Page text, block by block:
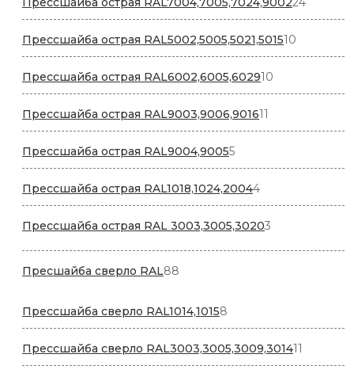
товара
Прессшайба острая RAL5002,5005,5021,501510
товаров
Прессшайба острая RAL6002,6005,602910
товаров
Прессшайба острая RAL9003,9006,901611
товаров
Прессшайба острая RAL9004,900555
товаров
Прессшайба острая RAL1018,1024,200444
товара
Прессшайба острая RAL 3003,3005,30203
Пресшайба сверло RAL88
Прессшайба сверло RAL1014,10158
товаров
Прессшайба сверло RAL3003,3005,3009,301411
товаров